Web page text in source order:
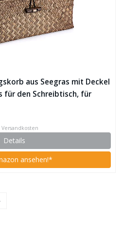
aus Seegras mit Deckel
für den Schreibtisch, für
Regale dekorativer
(Kaffee, klein)
Details
ansehen!*